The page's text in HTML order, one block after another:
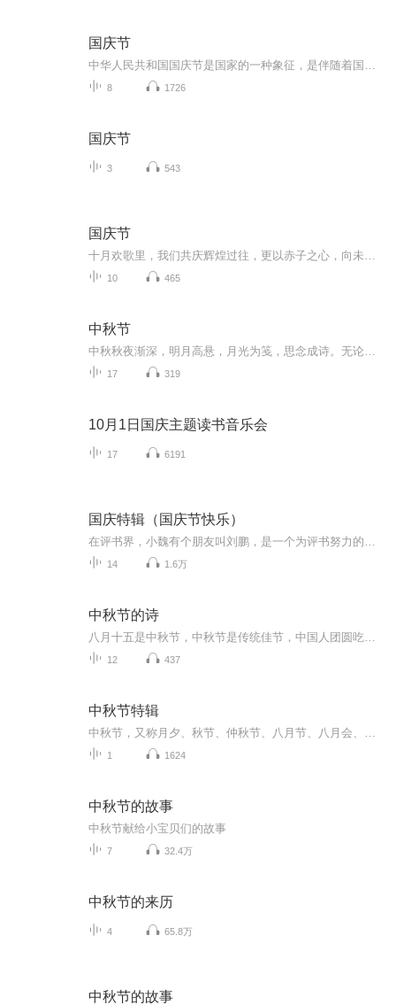
国庆节
8 1726
国庆节
3 543
国庆节
10 465
中秋节
17 319
10月1日国庆主题读书音乐会
17 6191
国庆特辑（国庆节快乐）
14 1.6万
中秋节的诗
12 437
中秋节特辑
1 1624
中秋节的故事
中秋节献给小宝贝们的故事
7 32.4万
中秋节的来历
4 65.8万
中秋节的故事